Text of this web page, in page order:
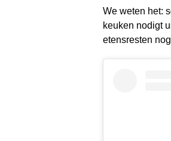
We weten het:
keuken nodigt
etensresten